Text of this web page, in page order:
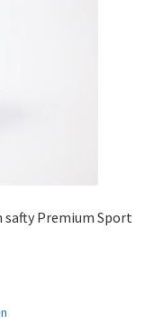
safty Premium Sport